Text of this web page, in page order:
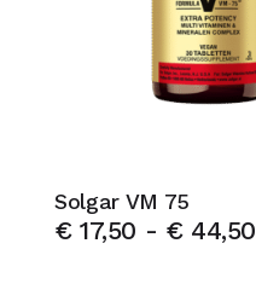
Solgar VM 75
€17,50 - €44,50